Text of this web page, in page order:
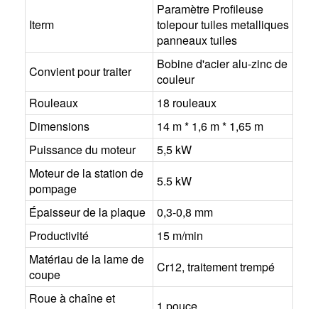
Iterm
Paramètre Profileuse
tolepour tuiles metalliques
panneaux tuiles
Convient pour traiter
Bobine d'acier alu-zinc de
couleur
Rouleaux
18 rouleaux
Dimensions
14 m * 1,6 m * 1,65 m
Puissance du moteur
5,5 kW
Moteur de la station de
pompage
5.5 kW
Épaisseur de la plaque
0,3-0,8 mm
Productivité
15 m/min
Matériau de la lame de
coupe
Cr12, traitement trempé
Roue à chaîne et